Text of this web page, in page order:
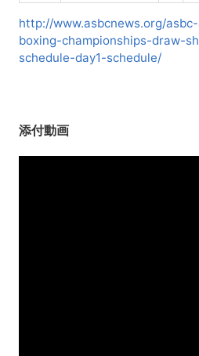
http://www.asbcnews.org/
boxing-championships-draw-
schedule-day1-schedule/
添付動画